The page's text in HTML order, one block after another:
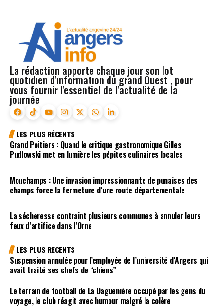
La rédaction apporte chaque jour son lot
quotidien d'information du grand Ouest , pour
vous fournir l'essentiel de l'actualité de la
journée
LES PLUS RÉCENTS
Grand Poitiers : Quand le critique gastronomique Gilles
Pudlowski met en lumière les pépites culinaires locales
Mouchamps : Une invasion impressionnante de punaises des
champs force la fermeture d’une route départementale
La sécheresse contraint plusieurs communes à annuler leurs
feux d’artifice dans l’Orne
LES PLUS RECENTS
Suspension annulée pour l’employée de l’université d’Angers qui
avait traité ses chefs de “chiens”
Le terrain de football de La Daguenière occupé par les gens du
voyage, le club réagit avec humour malgré la colère